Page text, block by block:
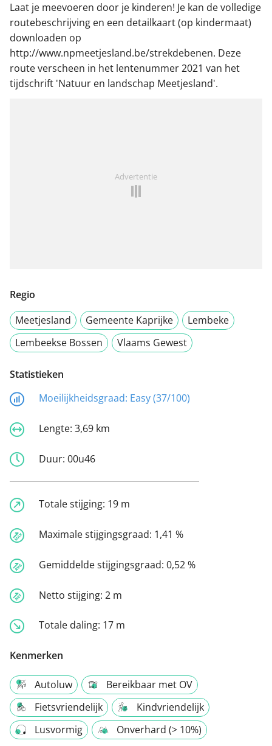
Laat je meevoeren door je kinderen! Je kan de volledige
routebeschrijving en een detailkaart (op kindermaat)
downloaden op
http://www.npmeetjesland.be/strekdebenen. Deze
route verscheen in het lentenummer 2021 van het
tijdschrift 'Natuur en landschap Meetjesland'.
Advertentie
Regio
Meetjesland
Gemeente Kaprijke
Lembeke
Lembeekse Bossen
Vlaams Gewest
Statistieken
Moeilijkheidsgraad: Easy (37/100)
Lengte: 3,69 km
Duur: 00u46
Totale stijging: 19 m
Maximale stijgingsgraad: 1,41 %
Gemiddelde stijgingsgraad: 0,52 %
Netto stijging: 2 m
Totale daling: 17 m
Kenmerken
Autoluw
Bereikbaar met OV
Fietsvriendelijk
Kindvriendelijk
Lusvormig
Onverhard (> 10%)